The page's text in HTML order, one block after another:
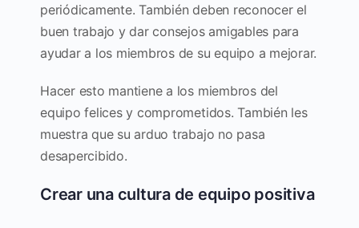
periódicamente. También deben reconocer el
buen trabajo y dar consejos amigables para
ayudar a los miembros de su equipo a mejorar.
Hacer esto mantiene a los miembros del
equipo felices y comprometidos. También les
muestra que su arduo trabajo no pasa
desapercibido.
Crear una cultura de equipo positiva